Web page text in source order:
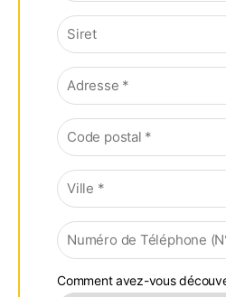
Comment avez-vous